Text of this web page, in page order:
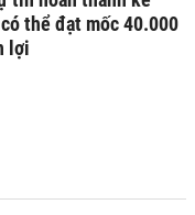
thể đạt mốc 40.000
lợi